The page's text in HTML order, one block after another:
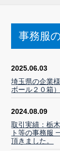
事務服
2025.06.03
埼玉県の企業
ボール２０箱
2024.08.09
取引実績：栃
ト等の事務服
頂きました。